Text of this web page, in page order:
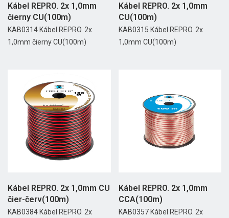
Kábel REPRO. 2x 1,0mm
čierny CU(100m)
KAB0314 Kábel REPRO. 2x
1,0mm čierny CU(100m)
Kábel REPRO. 2x 1,0mm
CU(100m)
KAB0315 Kábel REPRO. 2x
1,0mm CU(100m)
Kábel REPRO. 2x 1,0mm CU
čier-červ(100m)
KAB0384 Kábel REPRO. 2x
Kábel REPRO. 2x 1,0mm
CCA(100m)
KAB0357 Kábel REPRO. 2x